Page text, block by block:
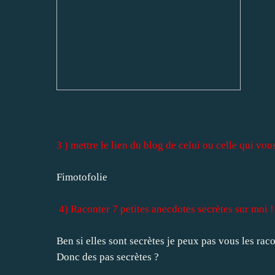
3 ) mettre le lien du blog de celui ou celle qui
Fimotofolie
4) Raconter 7 petites anecdotes secrètes sur moi !
Ben si elles sont secrètes je peux pas vous les
Donc des pas secrètes ?